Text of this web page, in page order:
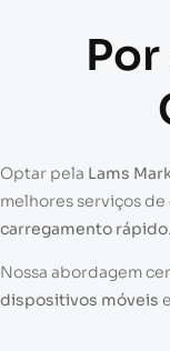
Optar pela Lams
melhores serviços de
carregamento rápido.
Nossa abordagem
dispositivos móveis